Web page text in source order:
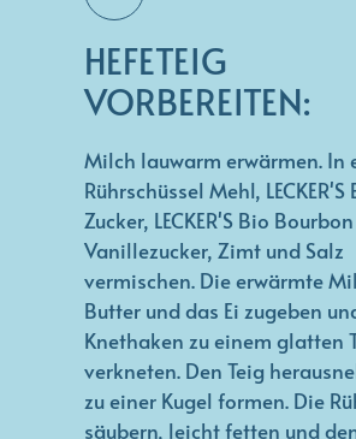
HEFETEIG
VORBEREITEN:
Milch lauwarm erwärmen. In
Rührschüssel Mehl, LECKER'S
Zucker, LECKER'S Bio Bourbon
Vanillezucker, Zimt und Salz
vermischen. Die erwärmte
Butter und das Ei zugeben
Knethaken zu einem glatten
verkneten. Den Teig
zu einer Kugel formen. Die
säubern, leicht fetten und